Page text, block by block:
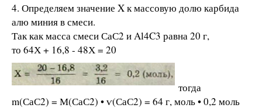
4. Определяем значение X к массовую долю карбида
алю миния в смеси.
Так как масса смеси СаС2 и Al4C3 равна 20 г,
то 64Х + 16,8 - 48Х = 20
тогда
m(СаС2) = М(СаС2) • ѵ(СаС2) = 64 г, моль • 0,2 моль